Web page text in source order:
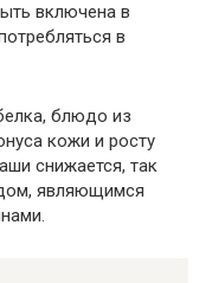
включена в
в
блюдо из
кожи и росту
снижается, так
являющимся